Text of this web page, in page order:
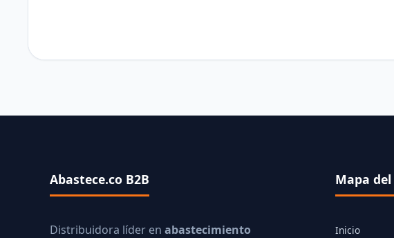
Abastece.co B2B
Distribuidora líder en abastecimiento
Mapa
Inicio